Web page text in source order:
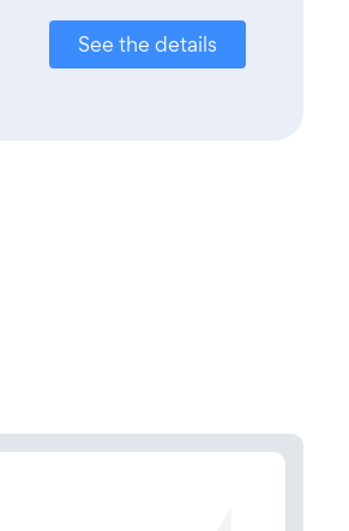
See the details